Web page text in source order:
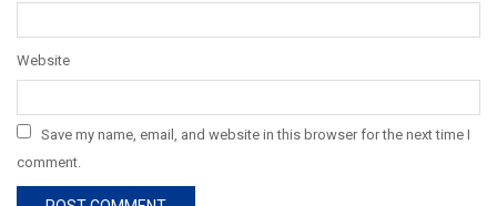
Website
Save my name, email, and website in this browser for the next time I
comment.